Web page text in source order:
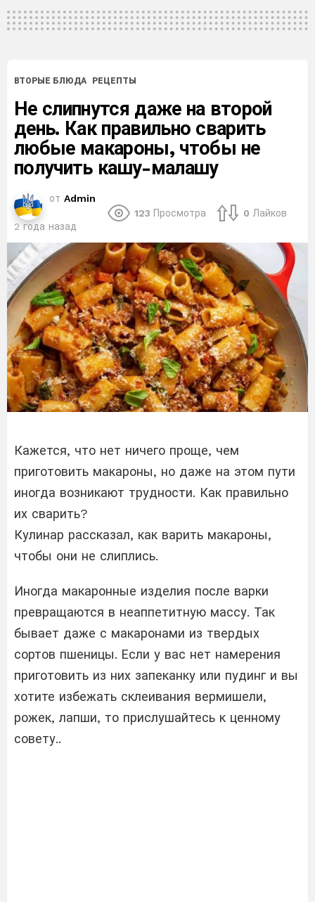
ВТОРЫЕ БЛЮДА РЕЦЕПТЫ
Не слипнутся даже на второй
день. Как правильно сварить
любые макароны, чтобы не
получить кашу-малашу
от Admin
2 года назад
123 Просмотра 0 Лайков
Кажется, что нет ничего проще, чем
приготовить макароны, но даже на этом пути
иногда возникают трудности. Как правильно
их сварить?
Кулинар рассказал, как варить макароны,
чтобы они не слиплись.
Иногда макаронные изделия после варки
превращаются в неаппетитную массу. Так
бывает даже с макаронами из твердых
сортов пшеницы. Если у вас нет намерения
приготовить из них запеканку или пудинг и вы
хотите избежать склеивания вермишели,
рожек, лапши, то прислушайтесь к ценному
совету..